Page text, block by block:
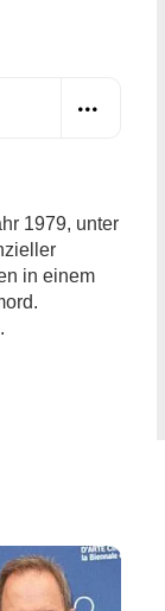
1979, unter
in einem